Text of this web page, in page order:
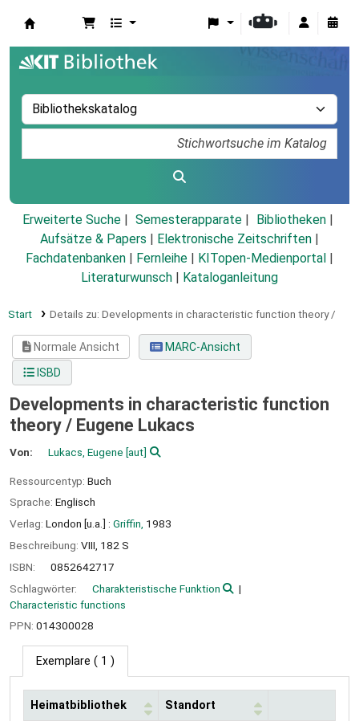
Erweiterte Suche Semesterapparate
Bibliotheken
Aufsätze & Papers
Elektronische Zeitschriften
Fachdatenbanken
Fernleihe KITopen-Medienportal
Literaturwunsch
Kataloganleitung
Start Details zu: Developments in characteristic function theory /
Normale Ansicht
MARC-Ansicht
ISBD
Developments in characteristic function
theory / Eugene Lukacs
Von: Lukacs, Eugene [aut]
Ressourcentyp: Buch
Sprache: Englisch
Verlag: London [u.a.] : Griffin, 1983
Beschreibung: VIII, 182 S
ISBN:
0852642717
Schlagwörter:
Charakteristische Funktion
Characteristic functions
PPN: 014300028
Exemplare ( 1 )
Heimatbibliothek Standort